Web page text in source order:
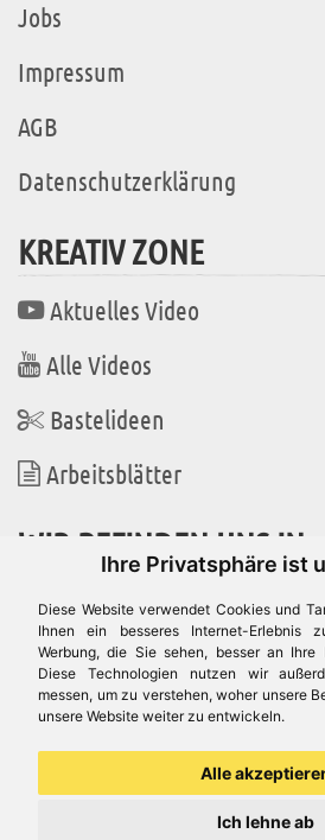
Ihre Privatsphäre ist
Diese Website verwendet Cookies und
Ihnen ein besseres Internet-Erlebnis
Werbung, die Sie sehen, besser an Ihre
Diese Technologien nutzen wir
messen, um zu verstehen, woher unsere
unsere Website weiter zu entwickeln.
Alle
Ich lehne ab
Jobs
Impressum
AGB
Datenschutzerklärung
KREATIV ZONE
Aktuelles Video
Alle Videos
Bastelideen
Arbeitsblätter
WIR BEFINDEN UNS IN
Es gibt uns auch in